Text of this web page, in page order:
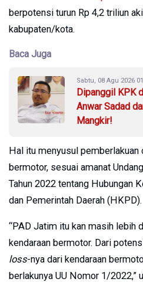
berpotensi turun Rp 4,2 triliun
kabupaten/kota.
Baca Juga
Sabtu, 08 Agu 2026
Dipanggil KPK
Anwar Sadad
Mangkir!
Hal itu menyusul pemberlakuan
bermotor, sesuai amanat
Tahun 2022 tentang Hubungan
dan Pemerintah Daerah (HKPD).
“PAD Jatim itu kan masih lebih
kendaraan bermotor. Dari
loss-nya dari kendaraan
berlakunya UU Nomor 1/2022,”